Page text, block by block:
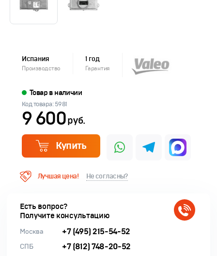
Производство
Испания
Гарантия
1 год
Товар в наличии
Код товара: 5981
9 600руб.
Купить
Лучшая цена! Не согласны?
Есть вопрос?
Получите консультацию
Москва +7 (495) 215-54-52
СПБ +7 (812) 748-20-52